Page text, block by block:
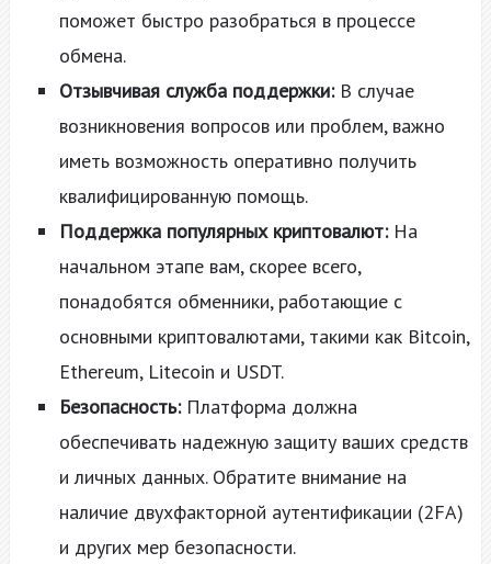
поможет быстро разобраться в процессе
обмена.
Отзывчивая служба поддержки:В случае
возникновения вопросов или проблем, важно
иметь возможность оперативно получить
квалифицированную помощь.
Поддержка популярных криптовалют:На
начальном этапе вам, скорее всего,
понадобятся обменники, работающие с
основными криптовалютами, такими как Bitcoin,
Ethereum, Litecoin и USDT.
Безопасность:Платформа должна
обеспечивать надежную защиту ваших средств
и личных данных. Обратите внимание на
наличие двухфакторной аутентификации (2FA)
и других мер безопасности.